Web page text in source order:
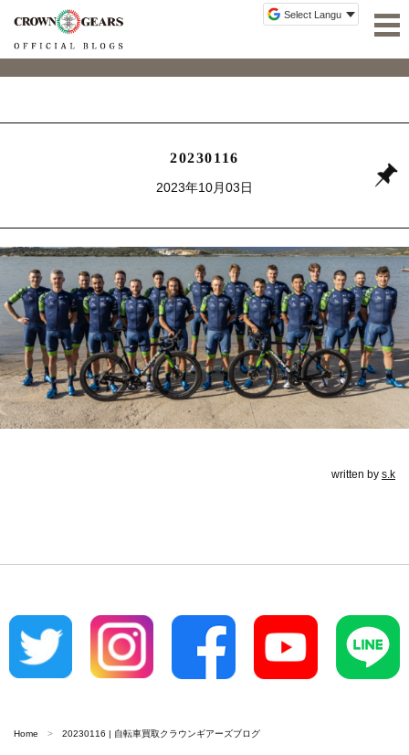
20230116
2023年10月03日
written by s.k
Home 20230116 | 自転車買取クラウンギアーズブログ